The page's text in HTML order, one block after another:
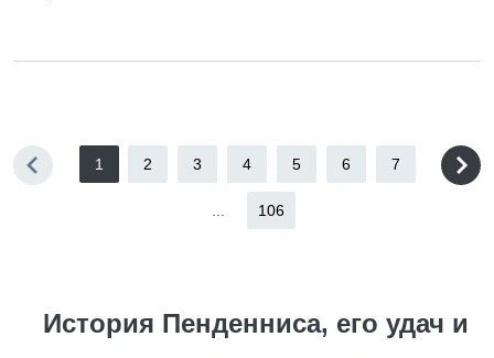
1 2 3 4 5 6 7
106
История Пенденниса, его удач и